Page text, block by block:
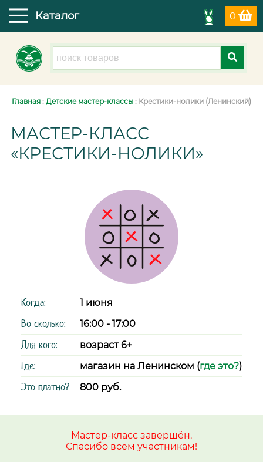
0
Каталог
Главная : Детские мастер-классы : Крестики-нолики (Ленинский)
МАСТЕР-КЛАСС
«КРЕСТИКИ-НОЛИКИ»
Когда: 1 июня
Во сколько: 16:00 - 17:00
Для кого: возраст 6+
Где: магазин на Ленинском (где это?)
Это платно? 800 руб.
Мастер-класс завершён.
Спасибо всем участникам!